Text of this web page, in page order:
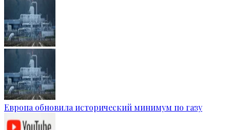
Европа обновила исторический минимум по газу